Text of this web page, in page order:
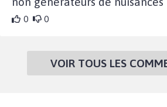
0 0
VOIR TOUS LES